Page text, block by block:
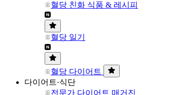
혈당 친화 식품 & 레시피
혈당 일기
혈당 다이어트
다이어트·식단
전문가 다이어트 매거진